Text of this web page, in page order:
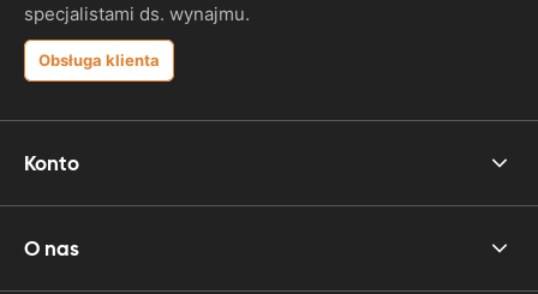
specjalistami ds. wynajmu.
Obsługa klienta
Konto
O nas